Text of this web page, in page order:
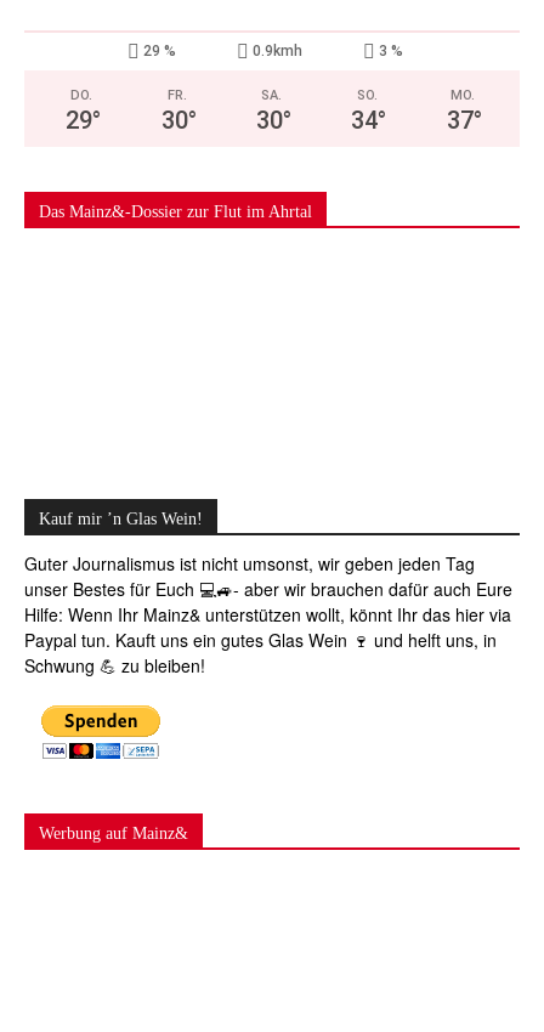
29 % 0.9kmh 3 %
DO.
29°
FR.
30°
SA.
30°
SO.
34°
MO.
37°
Das Mainz&-Dossier zur Flut im Ahrtal
Kauf mir ’n Glas Wein!
Guter Journalismus ist nicht umsonst, wir geben jeden Tag
unser Bestes für Euch 💻🚙- aber wir brauchen dafür auch Eure
Hilfe: Wenn Ihr Mainz& unterstützen wollt, könnt Ihr das hier via
Paypal tun. Kauft uns ein gutes Glas Wein 🍷 und helft uns, in
Schwung 💪 zu bleiben!
Werbung auf Mainz&